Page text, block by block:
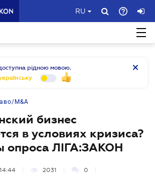
RU
рідною мовою.
M&A
бизнес
в условиях кризиса?
опроса ЛІГА:ЗАКОН
2031 0